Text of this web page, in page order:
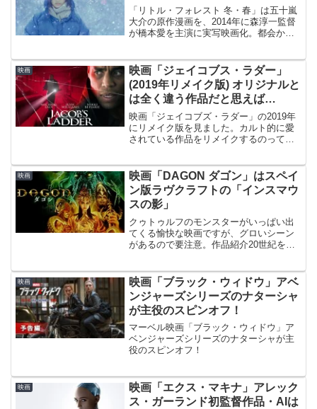
「リトル・フォレスト 冬・春」は五十嵐
大介の原作漫画を、2014年に森淳一監督
が橋本愛を主演に実写映画化。都会から
映画
映画「ジェイコブス・ラダー」
(2019年リメイク版) オリジナルと
は全く違う作品だと思えば…
映画「ジェイコブズ・ラダー」の2019年
にリメイク版を見ました。カルト的に愛
されている作品をリメイクするのってハ
素が入っているので、どうなるのかなと
思って見ていたんだけ...
映画
映画「DAGON ダゴン」はスペイ
ン版ラヴクラフトの「インスマウ
スの影」
クゥトゥルフのモンスターがいっぱい出
てくる愉快な映画ですが、グロいシーン
があるので要注意。作品紹介20世紀を代
『ZOMBIO/死霊のしたたり』のスチュア
ート・ゴードンがSF...
映画
映画「ブラック・ウィドウ」アベ
ンジャーズシリーズのナターシャ
が主役のスピンオフ！
マーベル映画「ブラック・ウィドウ」ア
ベンジャーズシリーズのナターシャが主
役のスピンオフ！
映画
映画「エクス・マキナ」アレック
ス・ガーランド初監督作品・AIは